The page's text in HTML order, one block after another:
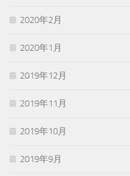
2020年2月
2020年1月
2019年12月
2019年11月
2019年10月
2019年9月